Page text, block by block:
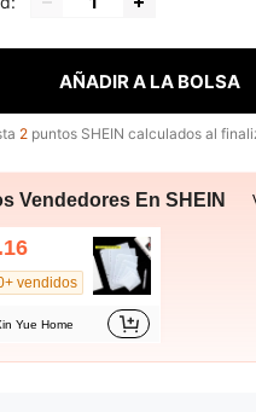
AÑADIR A LA BOLSA
2 puntos SHEIN calculados al
Vendedores En SHEIN
vendidos
Yue Home